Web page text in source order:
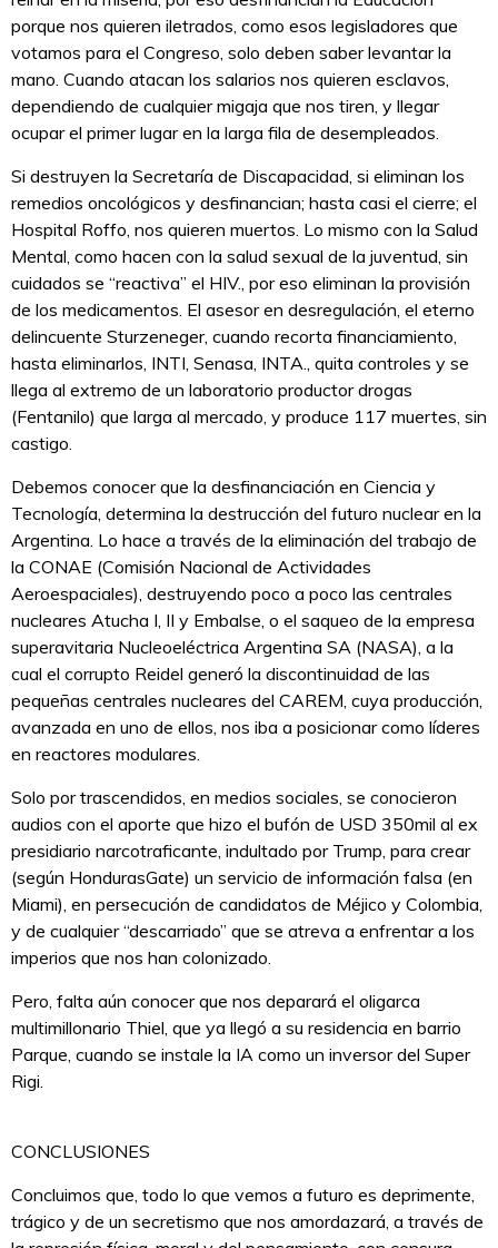
porque nos quieren iletrados, como esos legisladores que
votamos para el Congreso, solo deben saber levantar la
mano. Cuando atacan los salarios nos quieren esclavos,
dependiendo de cualquier migaja que nos tiren, y llegar
ocupar el primer lugar en la larga fila de desempleados.
Si destruyen la Secretaría de Discapacidad, si eliminan los
remedios oncológicos y desfinancian; hasta casi el cierre; el
Hospital Roffo, nos quieren muertos. Lo mismo con la Salud
Mental, como hacen con la salud sexual de la juventud, sin
cuidados se “reactiva” el HIV., por eso eliminan la provisión
de los medicamentos. El asesor en desregulación, el eterno
delincuente Sturzeneger, cuando recorta financiamiento,
hasta eliminarlos, INTI, Senasa, INTA., quita controles y se
llega al extremo de un laboratorio productor drogas
(Fentanilo) que larga al mercado, y produce 117 muertes, sin
castigo.
Debemos conocer que la desfinanciación en Ciencia y
Tecnología, determina la destrucción del futuro nuclear en la
Argentina. Lo hace a través de la eliminación del trabajo de
la CONAE (Comisión Nacional de Actividades
Aeroespaciales), destruyendo poco a poco las centrales
nucleares Atucha I, II y Embalse, o el saqueo de la empresa
superavitaria Nucleoeléctrica Argentina SA (NASA), a la
cual el corrupto Reidel generó la discontinuidad de las
pequeñas centrales nucleares del CAREM, cuya producción,
avanzada en uno de ellos, nos iba a posicionar como líderes
en reactores modulares.
Solo por trascendidos, en medios sociales, se conocieron
audios con el aporte que hizo el bufón de USD 350mil al ex
presidiario narcotraficante, indultado por Trump, para crear
(según HondurasGate) un servicio de información falsa (en
Miami), en persecución de candidatos de Méjico y Colombia,
y de cualquier “descarriado” que se atreva a enfrentar a los
imperios que nos han colonizado.
Pero, falta aún conocer que nos deparará el oligarca
multimillonario Thiel, que ya llegó a su residencia en barrio
Parque, cuando se instale la IA como un inversor del Super
Rigi.
CONCLUSIONES
Concluimos que, todo lo que vemos a futuro es deprimente,
trágico y de un secretismo que nos amordazará, a través de